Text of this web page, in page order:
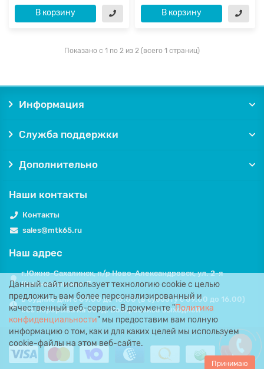
В корзину В корзину
Показано с 1 по 2 из 2 (всего 1 страниц)
Данный сайт использует технологию cookie с целью
предложить вам более персонализированный и
качественный веб-сервис. В документе "Политика
конфиденциальности" мы предоставим вам полную
информацию о том, как и для каких целей мы используем
cookie-файлы на этом веб-сайте.
Принимаю
Информация
Служба поддержки
Дополнительно
Наши контакты
Контакты
sales@mtk65.ru
Наш адрес
г.Южно-Сахалинск, п/р Ново-Александровск, ул. 2-я
Красносельская, 7.
в будние дни с 09.00 до 18.00 (в субботу с 09.00 до 16.00)
без перерыва на обед. Воскресенье выходной